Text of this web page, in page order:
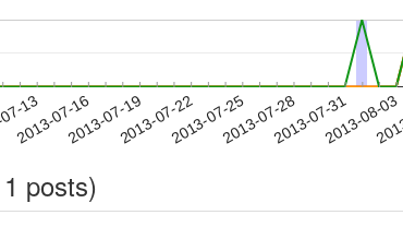
13
2013-07-162013-07-192013-07-222013-07-252013-07-282013-07-312013-08-03
posts)